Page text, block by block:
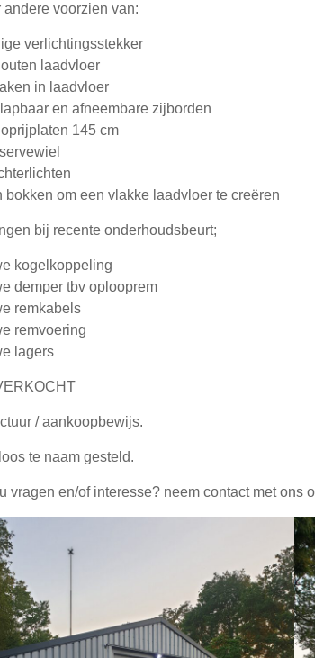
andere voorzien van:
verlichtingsstekker
laadvloer
in laadvloer
en afneembare zijborden
145 cm
bokken om een vlakke laadvloer te creëren
bij recente onderhoudsbeurt;
kogelkoppeling
demper tbv oplooprem
remkabels
remvoering
lagers
/ aankoopbewijs.
te naam gesteld.
vragen en/of interesse? neem contact met ons